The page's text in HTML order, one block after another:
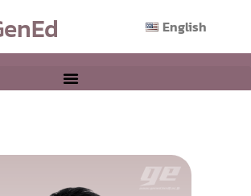
English